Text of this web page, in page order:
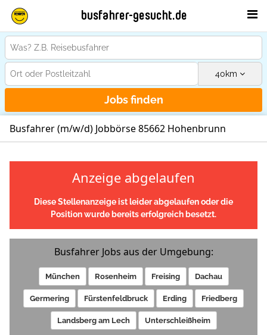
busfahrer-gesucht.de
40km
Jobs finden
Busfahrer (m/w/d) Jobbörse 85662 Hohenbrunn
Anzeige abgelaufen
Diese Stellenanzeige ist leider abgelaufen oder die
Position wurde bereits erfolgreich besetzt.
Busfahrer Jobs aus der Umgebung:
München Rosenheim Freising Dachau
Germering Fürstenfeldbruck Erding Friedberg
Landsberg am Lech Unterschleißheim